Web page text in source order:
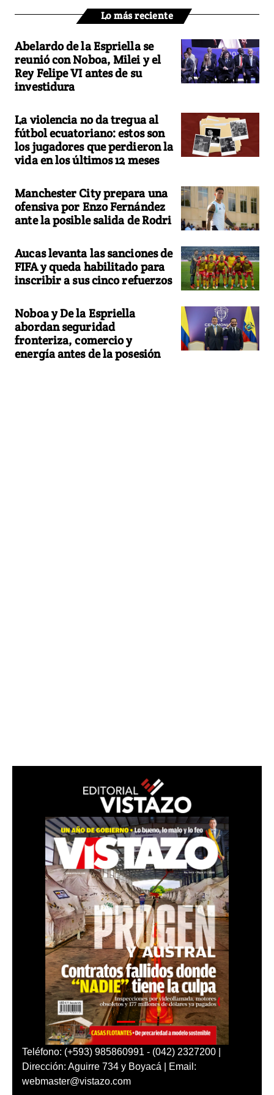
Lo más reciente
Abelardo de la Espriella se
reunió con Noboa, Milei y el
Rey Felipe VI antes de su
investidura
La violencia no da tregua al
fútbol ecuatoriano: estos son
los jugadores que perdieron la
vida en los últimos 12 meses
Manchester City prepara una
ofensiva por Enzo Fernández
ante la posible salida de Rodri
Aucas levanta las sanciones de
FIFA y queda habilitado para
inscribir a sus cinco refuerzos
Noboa y De la Espriella
abordan seguridad
fronteriza, comercio y
energía antes de la posesión
Teléfono: (+593) 985860991 - (042) 2327200 |
Dirección: Aguirre 734 y Boyacá | Email:
webmaster@vistazo.com